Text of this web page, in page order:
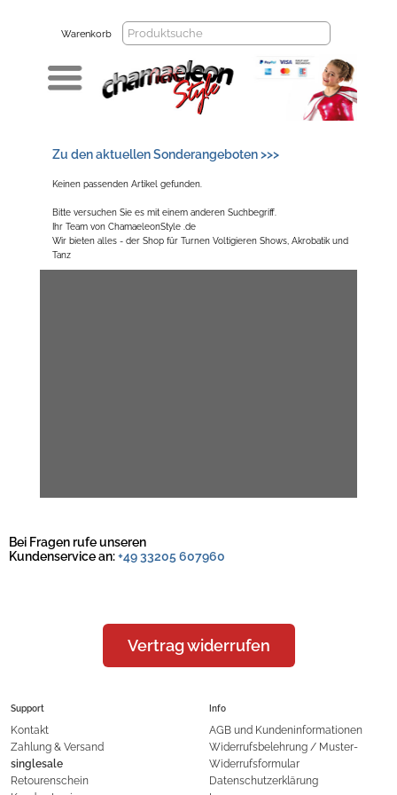
Warenkorb
Zu den aktuellen Sonderangeboten >>>
Keinen passenden Artikel gefunden.
Bitte versuchen Sie es mit einem anderen Suchbegriff.
Ihr Team von ChamaeleonStyle .de
Wir bieten alles - der Shop für Turnen Voltigieren Shows, Akrobatik und
Tanz
Bei Fragen rufe unseren
Kundenservice an:+49 33205 607960
Vertrag widerrufen
Support
Kontakt
Zahlung & Versand
singlesale
Retourenschein
Info
AGB und Kundeninformationen
Widerrufsbelehrung / Muster-
Widerrufsformular
Datenschutzerklärung